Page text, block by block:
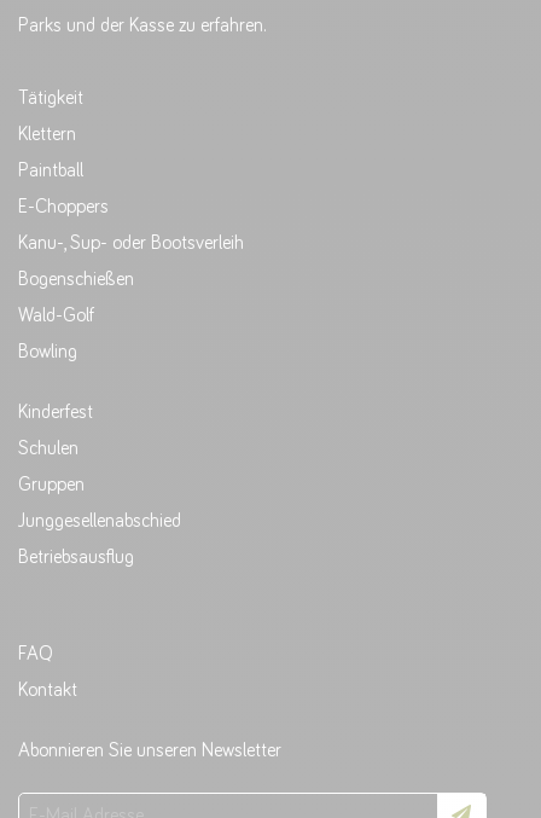
Parks und der Kasse zu erfahren.
Tätigkeit
Klettern
Paintball
E-Choppers
Kanu-, Sup- oder Bootsverleih
Bogenschießen
Wald-Golf
Bowling
Kinderfest
Schulen
Gruppen
Junggesellenabschied
Betriebsausflug
FAQ
Kontakt
Abonnieren Sie unseren Newsletter